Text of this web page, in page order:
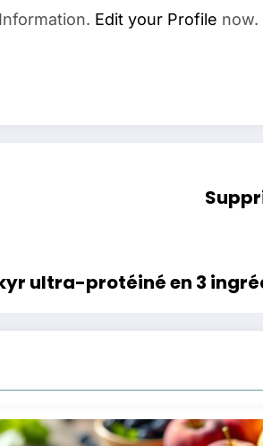
Edit your Profile now.
ultra-protéiné en 3